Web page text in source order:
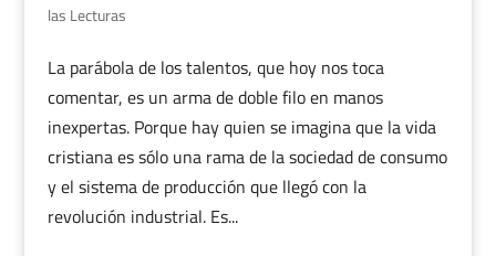
las Lecturas
La parábola de los talentos, que hoy nos toca
comentar, es un arma de doble filo en manos
inexpertas. Porque hay quien se imagina que la vida
cristiana es sólo una rama de la sociedad de consumo
y el sistema de producción que llegó con la
revolución industrial. Es...